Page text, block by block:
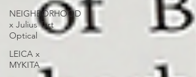
NEIGHBORHOOD
x Julius Tart
Optical
LEICA x
MYKITA